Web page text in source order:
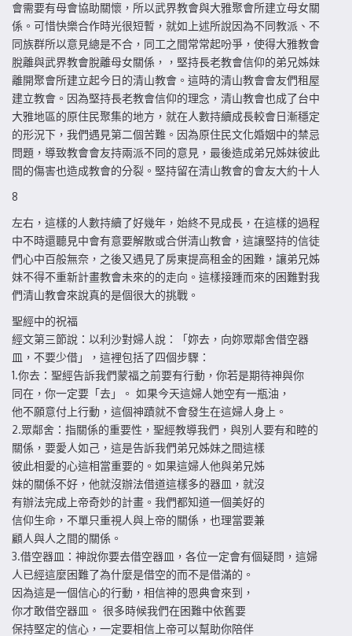
會需要有母會協助關懷，所以武界教會與大雅聚會所建立母女關
係。可惜快樂合作時光很短暫，就如上述所說因為不同教派、不
同族群所以意見總是不合，同工之間常常起吩爭，使得大雅教會
脫離與武界教會脫離母女關係，，堅持長老教會信仰的弟兄姊妹
離開聚會所建立起今日的清山教會。這時的清山教會會友們租屋
建立教會。因為堅持長老教會信仰的理念，清山教會也成了台中
大雅地區的原住民聚集的地方，就在人數持續成長較會日漸穩定
的形況下，我們遇見第二個苦難。因為原住民文化婚姻中的禁忌
問題，導致教會會友持兩派不同的意見，最後造成弟兄姊妹彼此
間的傷害也造成教會的分裂。堅持留在清山教會的會友大約十人
8
左右，這樣的人數持續了好幾年，始終不見成長，在這樣的過程
中不時還聽見中會有意要解散或合併清山教會，這讓堅持的信徒
們心中百般無奈，之後又遇見了房東提高租金的困難，讓弟兄姊
妹不得不重新計畫教會未來的的走向。這樣接踵而來的困難對我
們清山教會來說真的是個很大的挑戰。
聖經中的祝福
經文第三節說：以利沙對婦人說：「妳去，向妳眾鄰舍借空器
皿，不要少借」，這裡包括了四個步驟：
1.你去：聖經告訴我們蒙福之前要有行動，你若是期待神與你
同在，你一定要「去」。 如果今天這婦人她空有一瓶油，
他不願意付上行動，這個神蹟就不會發生在這婦人身上。
2.眾鄰舍：指關係的重要性，聖經教導我們，與別人要有和睦的
關係，要愛人如己，這是告訴我們弟兄姊妹之間這樣
彼此相愛的心這相當重要的。如果這婦人他與弟兄姊
妹的關係不好，他就沒辦法借道這樣多的器皿，就沒
有辦法完成上帝奇妙的計畫。我們都知道一個美好的
信仰生命，不單只重視人與上帝的關係，也理當要兼
顧人與人之間的關係。
3.借空器皿：神說你要去借空器皿，各位一定會有個疑問，這婦
人已經這麼困難了為什麼是借空的而不是借滿的。
因為這是一個信心的行動，相信神的恩典會來到，
你才敢借空器皿。 很多時候我們在困難中依舊要
保持堅定的信心，一定要相信上帝可以幫助你陪伴